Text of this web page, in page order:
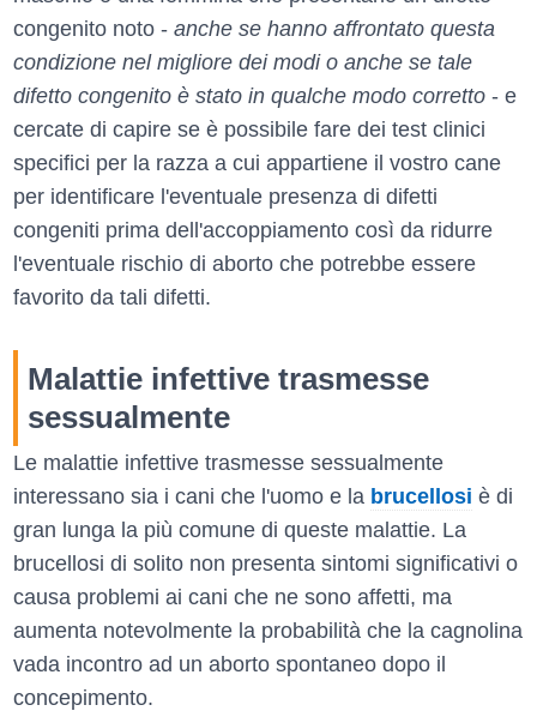
congenito noto - anche se hanno affrontato questa
condizione nel migliore dei modi o anche se tale
difetto congenito è stato in qualche modo corretto - e
cercate di capire se è possibile fare dei test clinici
specifici per la razza a cui appartiene il vostro cane
per identificare l'eventuale presenza di difetti
congeniti prima dell'accoppiamento così da ridurre
l'eventuale rischio di aborto che potrebbe essere
favorito da tali difetti.
Malattie infettive trasmesse
sessualmente
Le malattie infettive trasmesse sessualmente
interessano sia i cani che l'uomo e la brucellosi è di
gran lunga la più comune di queste malattie. La
brucellosi di solito non presenta sintomi significativi o
causa problemi ai cani che ne sono affetti, ma
aumenta notevolmente la probabilità che la cagnolina
vada incontro ad un aborto spontaneo dopo il
concepimento.